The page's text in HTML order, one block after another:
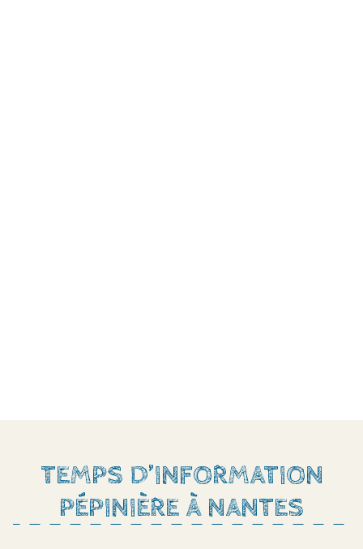
TEMPS D’INFORMATION
PÉPINIÈRE À NANTES